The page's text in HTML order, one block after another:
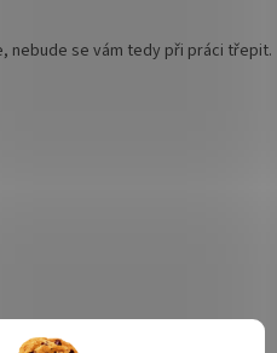
nebude se vám tedy při práci třepit.